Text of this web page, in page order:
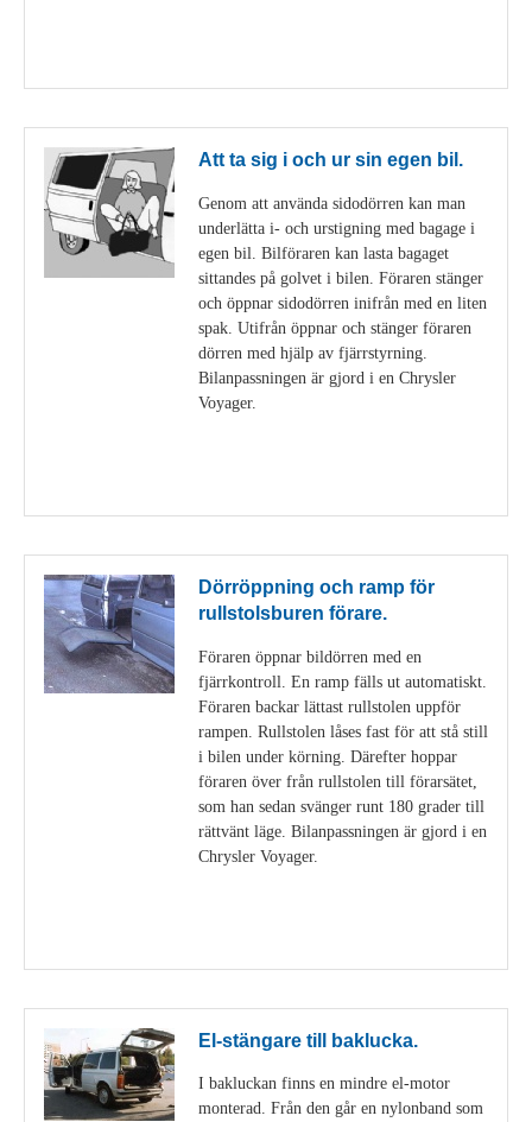
Att ta sig i och ur sin egen bil.
Genom att använda sidodörren kan man
underlätta i- och urstigning med bagage i
egen bil. Bilföraren kan lasta bagaget
sittandes på golvet i bilen. Föraren stänger
och öppnar sidodörren inifrån med en liten
spak. Utifrån öppnar och stänger föraren
dörren med hjälp av fjärrstyrning.
Bilanpassningen är gjord i en Chrysler
Voyager.
Dörröppning och ramp för
rullstolsburen förare.
Föraren öppnar bildörren med en
fjärrkontroll. En ramp fälls ut automatiskt.
Föraren backar lättast rullstolen uppför
rampen. Rullstolen låses fast för att stå still
i bilen under körning. Därefter hoppar
föraren över från rullstolen till förarsätet,
som han sedan svänger runt 180 grader till
rättvänt läge. Bilanpassningen är gjord i en
Chrysler Voyager.
El-stängare till baklucka.
I bakluckan finns en mindre el-motor
monterad. Från den går en nylonband som